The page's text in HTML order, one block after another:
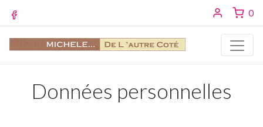
Se 0
Données personnelles